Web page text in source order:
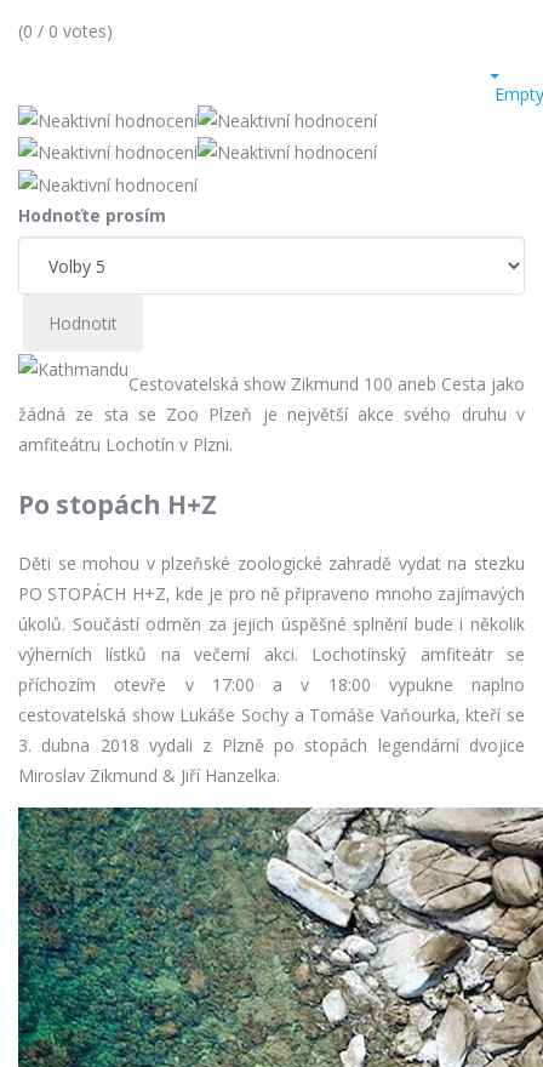
(0 / 0 votes)
Empty
Hodnoťte prosím
Cestovatelská show Zikmund 100 aneb Cesta jako
žádná ze sta se Zoo Plzeň je největší akce svého druhu v
amfiteátru Lochotín v Plzni.
Po stopách H+Z
Děti se mohou v plzeňské zoologické zahradě vydat na stezku
PO STOPÁCH H+Z, kde je pro ně připraveno mnoho zajímavých
úkolů. Součástí odměn za jejich úspěšné splnění bude i několik
výherních lístků na večerní akci. Lochotínský amfiteátr se
příchozím otevře v 17:00 a v 18:00 vypukne naplno
cestovatelská show Lukáše Sochy a Tomáše Vaňourka, kteří se
3. dubna 2018 vydali z Plzně po stopách legendární dvojice
Miroslav Zikmund & Jiří Hanzelka.